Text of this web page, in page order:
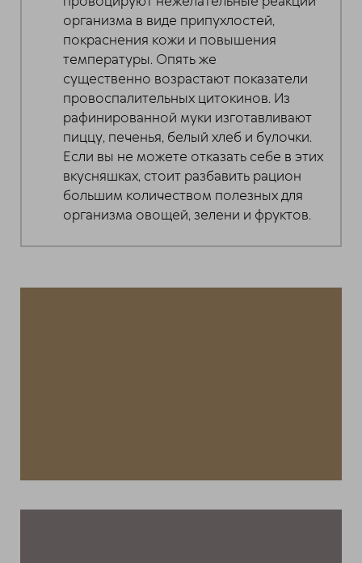
организма в виде припухлостей,
покраснения кожи и повышения
температуры. Опять же
существенно возрастают показатели
провоспалительных цитокинов. Из
рафинированной муки изготавливают
пиццу, печенья, белый хлеб и булочки.
Если вы не можете отказать себе в этих
вкусняшках, стоит разбавить рацион
большим количеством полезных для
организма овощей, зелени и фруктов.